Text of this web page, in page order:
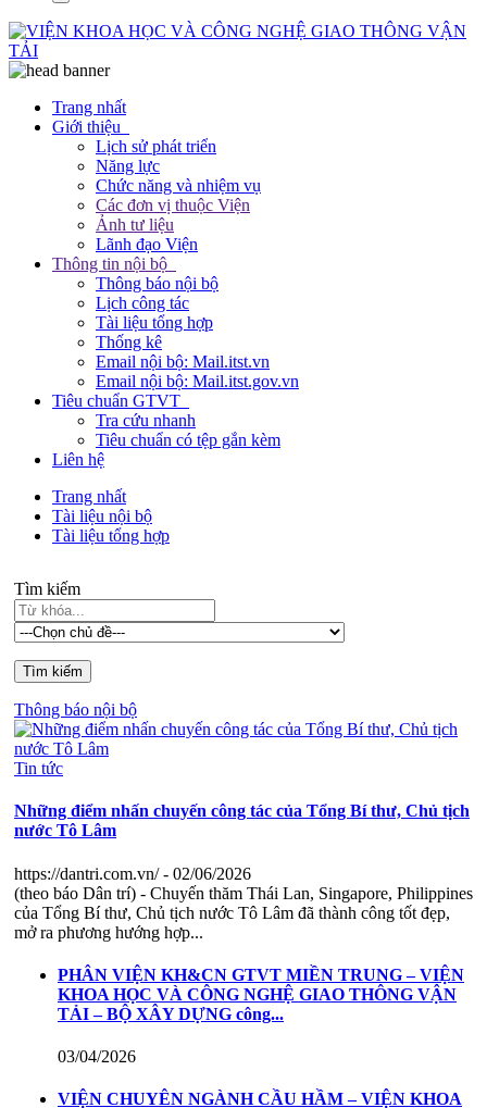
Trang nhất
Giới thiệu
Lịch sử phát triển
Năng lực
Chức năng và nhiệm vụ
Các đơn vị thuộc Viện
Ảnh tư liệu
Lãnh đạo Viện
Thông tin nội bộ
Thông báo nội bộ
Lịch công tác
Tài liệu tổng hợp
Thống kê
Email nội bộ: Mail.itst.vn
Email nội bộ: Mail.itst.gov.vn
Tiêu chuẩn GTVT
Tra cứu nhanh
Tiêu chuẩn có tệp gắn kèm
Liên hệ
Trang nhất
Tài liệu nội bộ
Tài liệu tổng hợp
Tìm kiếm
Thông báo nội bộ
Tin tức
Những điểm nhấn chuyến công tác của Tổng Bí thư, Chủ tịch
nước Tô Lâm
https://dantri.com.vn/- 02/06/2026
(theo báo Dân trí) - Chuyến thăm Thái Lan, Singapore, Philippines
của Tổng Bí thư, Chủ tịch nước Tô Lâm đã thành công tốt đẹp,
mở ra phương hướng hợp...
PHÂN VIỆN KH&CN GTVT MIỀN TRUNG – VIỆN
KHOA HỌC VÀ CÔNG NGHỆ GIAO THÔNG VẬN
TẢI – BỘ XÂY DỰNG công...
03/04/2026
VIỆN CHUYÊN NGÀNH CẦU HẦM – VIỆN KHOA